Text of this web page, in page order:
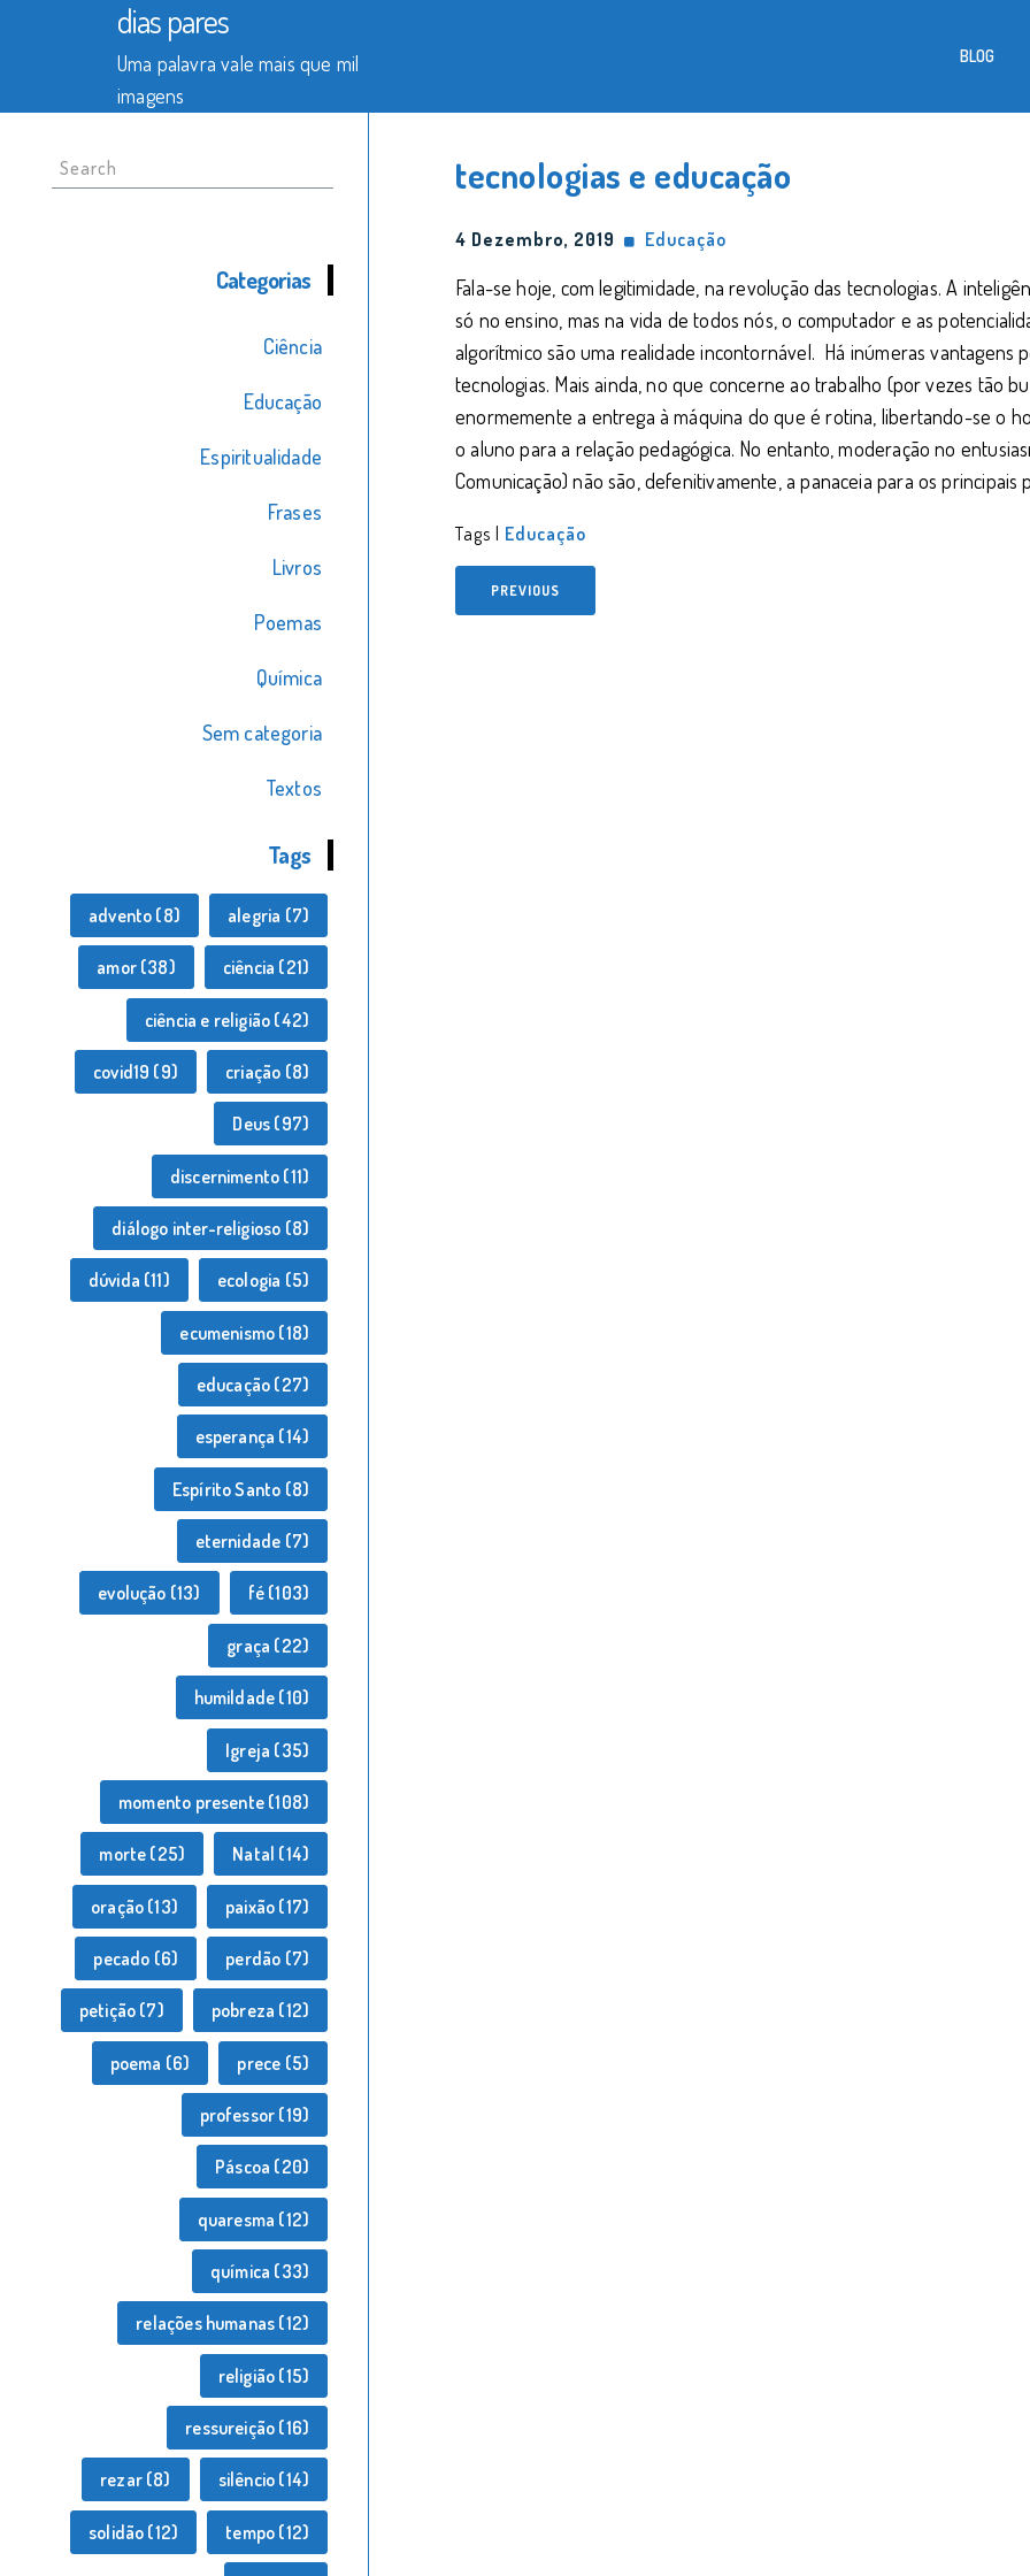
dias pares
Uma palavra vale mais que mil
imagens
BLOG
Search
for:
Categorias
Ciência
Educação
Espiritualidade
Frases
Livros
Poemas
Química
Sem categoria
Textos
Tags
advento (8) alegria (7)
amor(38) ciência (21)
ciência e religião (42)
covid19 (9) criação (8)
Deus (97)
discernimento (11)
diálogo inter-religioso (8)
dúvida (11) ecologia (5)
ecumenismo (18)
educação (27)
esperança (14)
Espírito Santo (8)
eternidade (7)
evolução (13) fé (103)
graça (22)
humildade (10)
Igreja (35)
momento presente (108)
morte (25) Natal (14)
oração (13) paixão (17)
pecado (6) perdão (7)
petição (7) pobreza (12)
poema (6) prece (5)
professor (19)
Páscoa (20)
quaresma (12)
química (33)
relações humanas (12)
religião (15)
ressureição (16)
rezar(8) silêncio (14)
solidão (12) tempo (12)
tecnologias e educação
4 Dezembro, 2019 Educação
Fala-se hoje, com legitimidade, na revolução das tecnologias. A
só no ensino, mas na vida de todos nós, o computador e as
algorítmico são uma realidade incontornável. Há inúmeras vantagens
tecnologias. Mais ainda, no que concerne ao trabalho (por vezes tão
enormemente a entrega à máquina do que é rotina, libertando-se o
o aluno para a relação pedagógica. No entanto, moderação no
Comunicação) não são, defenitivamente, a panaceia para os
Tags | Educação
PREVIOUS